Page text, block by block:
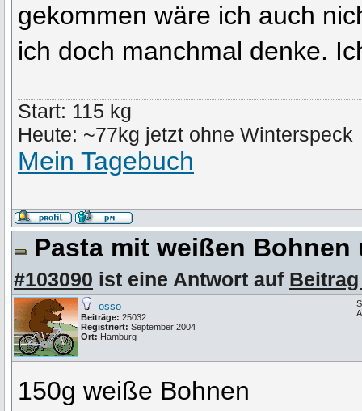
gekommen wäre ich auch
ich doch manchmal denke.
Start: 115 kg
Heute: ~77kg jetzt ohne Winterspeck
Mein Tagebuch
Pasta mit weißen
#103090 ist eine Antwort auf Beitrag
osso
Beiträge: 25032
Registriert: September 2004
Ort: Hamburg
150g weiße Bohnen